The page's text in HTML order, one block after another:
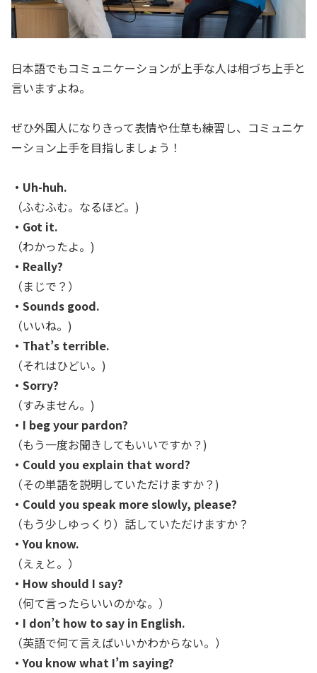
日本語でもコミュニケーションが上手な人は相づち上手と
言いますよね。
ぜひ外国人になりきって表情や仕草も練習し、コミュニケ
ーション上手を目指しましょう！
・Uh-huh.
（ふむふむ。なるほど。)
・Got it.
（わかったよ。)
・Really?
（まじで？）
・Sounds good.
（いいね。)
・That’s terrible.
（それはひどい。)
・Sorry?
（すみません。)
・I beg your pardon?
（もう一度お聞きしてもいいですか？)
・Could you explain that word?
（その単語を説明していただけますか？)
・Could you speak more slowly, please?
（もう少しゆっくり）話していただけますか？
・You know.
（えぇと。）
・How should I say?
（何て言ったらいいのかな。）
・I don’t how to say in English.
（英語で何て言えばいいかわからない。）
・You know what I’m saying?